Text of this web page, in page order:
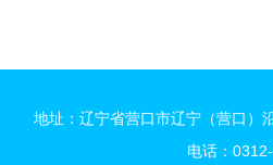
能伙伴
地址：辽宁省营口市辽宁（营口）
电话：